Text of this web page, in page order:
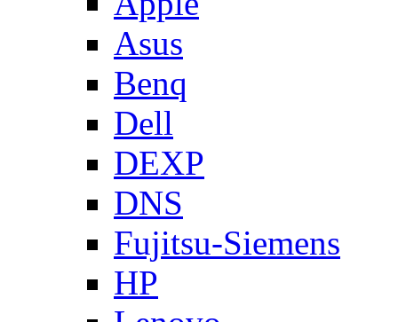
Asus
Benq
Dell
DEXP
DNS
Fujitsu-Siemens
HP